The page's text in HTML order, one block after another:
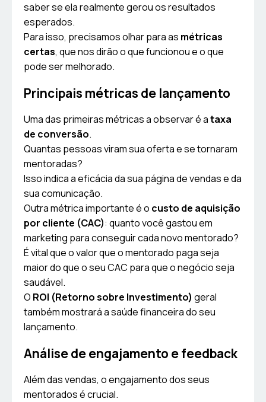
saber se ela realmente gerou os resultados
esperados.
Para isso, precisamos olhar para as métricas
certas, que nos dirão o que funcionou e o que
pode ser melhorado.
Principais métricas de lançamento
Uma das primeiras métricas a observar é ataxa
de conversão.
Quantas pessoas viram sua oferta e se tornaram
mentoradas?
Isso indica a eficácia da sua página de vendas e da
sua comunicação.
Outra métrica importante é o custo de aquisição
por cliente (CAC): quanto você gastou em
marketing para conseguir cada novo mentorado?
É vital que o valor que o mentorado paga seja
maior do que o seu CAC para que o negócio seja
saudável.
O ROI (Retorno sobre Investimento) geral
também mostrará a saúde financeira do seu
lançamento.
Análise de engajamento e feedback
Além das vendas, o engajamento dos seus
mentorados é crucial.